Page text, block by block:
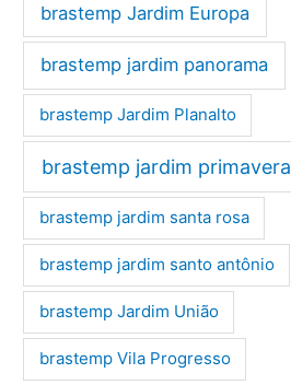
brastemp Jardim Europa
brastemp jardim panorama
brastemp Jardim Planalto
brastemp jardim primavera
brastemp jardim santa rosa
brastemp jardim santo antônio
brastemp Jardim União
brastemp Vila Progresso